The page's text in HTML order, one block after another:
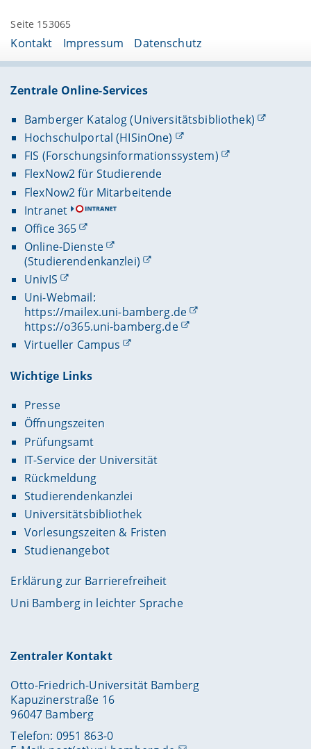
Seite 153065
Kontakt Impressum Datenschutz
Zentrale Online-Services
Bamberger Katalog (Universitätsbibliothek)
Hochschulportal (HISinOne)
FIS (Forschungsinformationssystem)
FlexNow2 für Studierende
FlexNow2 für Mitarbeitende
Intranet
Office 365
Online-Dienste
(Studierendenkanzlei)
UnivIS
Uni-Webmail:
https://mailex.uni-bamberg.de
https://o365.uni-bamberg.de
Virtueller Campus
Wichtige Links
Presse
Öffnungszeiten
Prüfungsamt
IT-Service der Universität
Rückmeldung
Studierendenkanzlei
Universitätsbibliothek
Vorlesungszeiten & Fristen
Studienangebot
Erklärung zur Barrierefreiheit
Uni Bamberg in leichter Sprache
Zentraler Kontakt
Otto-Friedrich-Universität Bamberg
Kapuzinerstraße 16
96047 Bamberg
Telefon: 0951 863-0